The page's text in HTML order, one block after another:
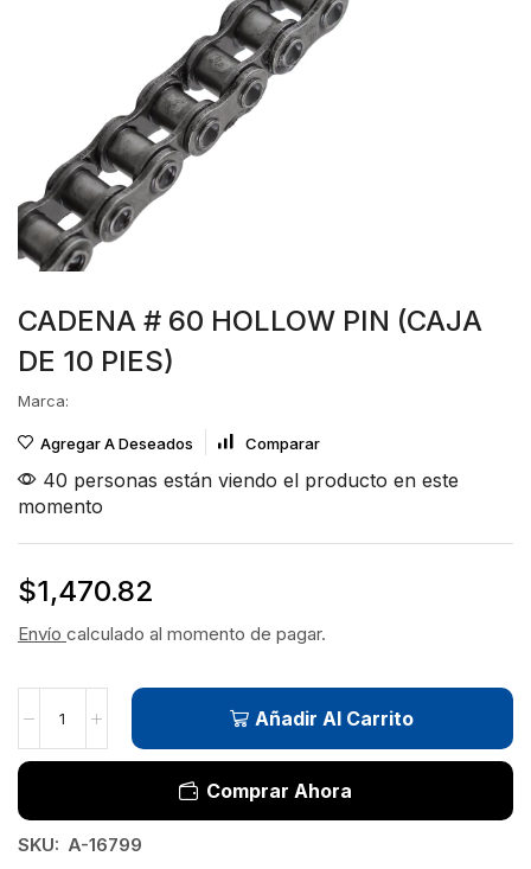
CADENA # 60 HOLLOW PIN (CAJA
DE 10 PIES)
Marca:
Agregar A Deseados Comparar
40 personas están viendo el producto en este
momento
$1,470.82
Envío calculado al momento de pagar.
Añadir Al Carrito
Comprar Ahora
SKU: A-16799